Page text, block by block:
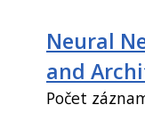
Neural
and
Počet